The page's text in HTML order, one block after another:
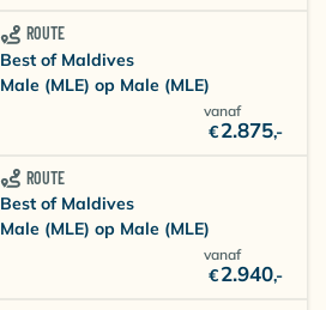
ROUTE
Best of Maldives
Male (MLE) op Male (MLE)
vanaf
€2.875,-
ROUTE
Best of Maldives
Male (MLE) op Male (MLE)
vanaf
€2.940,-